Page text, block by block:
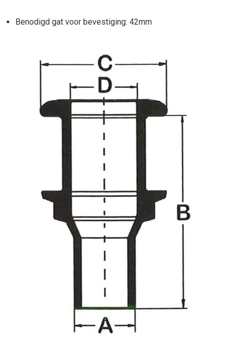
Benodigd gat voor bevestiging: 42mm